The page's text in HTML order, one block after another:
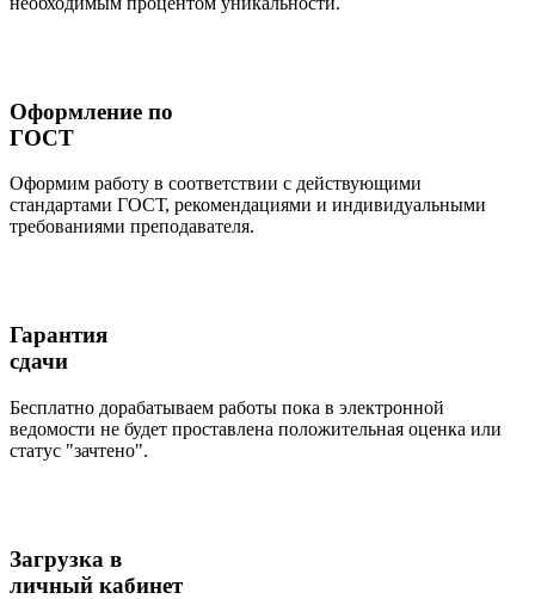
Оформление по
ГОСТ
Оформим работу в соответствии с действующими
стандартами ГОСТ, рекомендациями и индивидуальными
требованиями преподавателя.
Гарантия
сдачи
Бесплатно дорабатываем работы пока в электронной
ведомости не будет проставлена положительная оценка или
статус "зачтено".
Загрузка в
личный кабинет